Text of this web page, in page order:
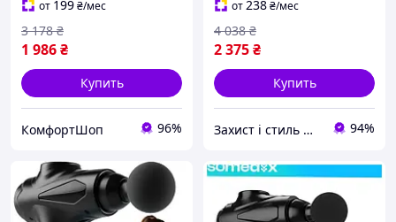
массажа
от 199₴/мес
1 986₴
3 178 ₴
Купить
КомфортШоп 96%
HE0598
от238₴/мес
2 375₴
4 038 ₴
Купить
Захист і стиль — в одному магазині 94%